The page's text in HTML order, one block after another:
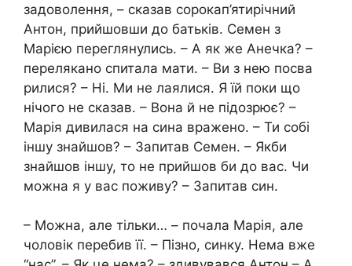
задоволення, – сказав сорокап’ятирічний
Антон, прийшовши до батьків. Семен з
Марією переглянулись. – А як же Анечка? –
перелякано спитала мати. – Ви з нею посва
рилися? – Ні. Ми не лаялися. Я їй поки що
нічого не сказав. – Вона й не підозрює? –
Марія дивилася на сина вражено. – Ти собі
іншу знайшов? – Запитав Семен. – Якби
знайшов іншу, то не прийшов би до вас. Чи
можна я у вас поживу? – Запитав син.
– Можна, але тільки… – почала Марія, але
чоловік перебив її. – Пізно, синку. Нема вже